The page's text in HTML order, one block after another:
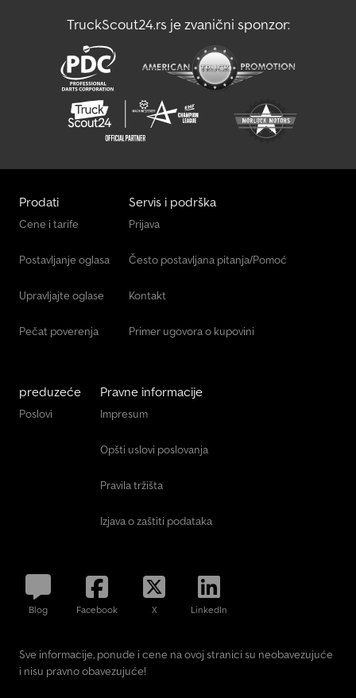
TruckScout24.rs je zvanični sponzor:
Prodati
Cene i tarife
Postavljanje oglasa
Upravljajte oglase
Pečat poverenja
Servis i podrška
Prijava
Često postavljana pitanja/Pomoć
Kontakt
Primer ugovora o kupovini
preduzeće
Poslovi
Pravne informacije
Impresum
Opšti uslovi poslovanja
Pravila tržišta
Izjava o zaštiti podataka
Blog Facebook X LinkedIn
Sve informacije, ponude i cene na ovoj stranici su neobavezujuće
i nisu pravno obavezujuće!